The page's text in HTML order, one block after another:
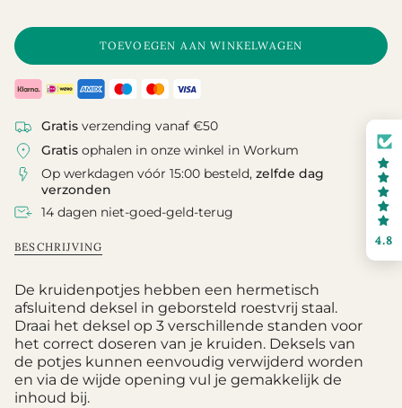
TOEVOEGEN AAN WINKELWAGEN
4.8
Gratis verzending vanaf €50
Gratis ophalen in onze winkel in Workum
Op werkdagen vóór 15:00 besteld, zelfde dag
verzonden
14 dagen niet-goed-geld-terug
BESCHRIJVING
De kruidenpotjes hebben een hermetisch
afsluitend deksel in geborsteld roestvrij staal.
Draai het deksel op 3 verschillende standen voor
het correct doseren van je kruiden. Deksels van
de potjes kunnen eenvoudig verwijderd worden
en via de wijde opening vul je gemakkelijk de
inhoud bij.